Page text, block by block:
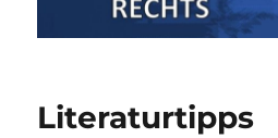
Literaturtipps